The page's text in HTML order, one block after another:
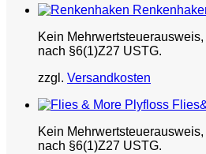
Kein
nach §6(1)Z27 USTG.
zzgl. Versandkosten
Kein
nach §6(1)Z27 USTG.